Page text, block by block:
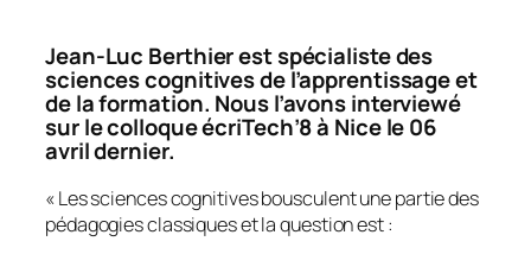
Jean-Luc Berthier est spécialiste des
sciences cognitives de l’apprentissage et
de la formation. Nous l’avons interviewé
sur le colloque écriTech’8 à Nice le 06
avril dernier.
«Les sciences cognitives bousculent une partie des
pédagogies classiques et la question est: